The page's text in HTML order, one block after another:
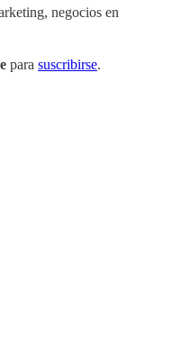
negocios en
para suscribirse.